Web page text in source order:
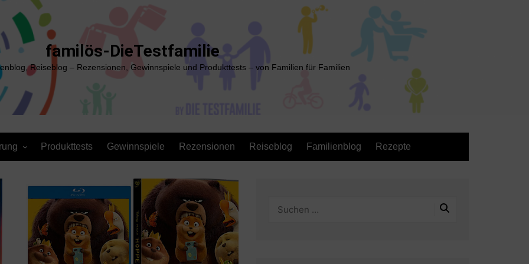
familös-DieTestfamilie
Reiseblog – Rezensionen, Gewinnspiele und Produkttests – von Familien für Familien
Produkttests Gewinnspiele Rezensionen Reiseblog Familienblog Rezepte